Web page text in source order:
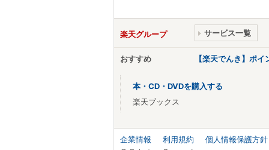
楽天グループ サービス一覧
おすすめ 【楽天でんき】ポ
本・CD・DVDを購入する
楽天ブックス
企業情報 利用規約 個人情報保護方針